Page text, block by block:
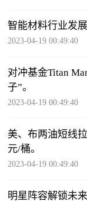
智能材料行业发
2023-04-19 00:49:40
对冲基金Titan
子”。
2023-04-19 00:49:40
美、布两油短线
元/桶。
2023-04-19 00:49:40
明星阵容解锁未